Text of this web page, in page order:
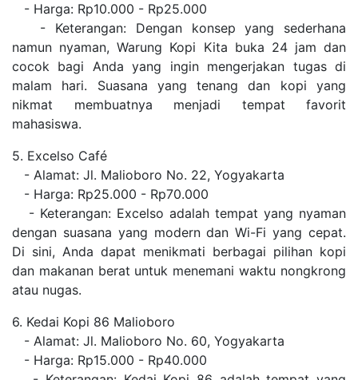
- Harga: Rp10.000 - Rp25.000
- Keterangan: Dengan konsep yang sederhana
namun nyaman, Warung Kopi Kita buka 24 jam dan
cocok bagi Anda yang ingin mengerjakan tugas di
malam hari. Suasana yang tenang dan kopi yang
nikmat membuatnya menjadi tempat favorit
mahasiswa.
5. Excelso Café
- Alamat: Jl. Malioboro No. 22, Yogyakarta
- Harga: Rp25.000 - Rp70.000
- Keterangan: Excelso adalah tempat yang nyaman
dengan suasana yang modern dan Wi-Fi yang cepat.
Di sini, Anda dapat menikmati berbagai pilihan kopi
dan makanan berat untuk menemani waktu nongkrong
atau nugas.
6. Kedai Kopi 86 Malioboro
- Alamat: Jl. Malioboro No. 60, Yogyakarta
- Harga: Rp15.000 - Rp40.000